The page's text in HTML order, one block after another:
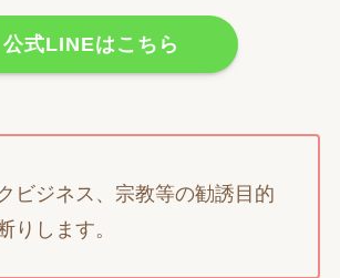
公式LINEはこちら
ビジネス、宗教等の勧誘目的
りします。